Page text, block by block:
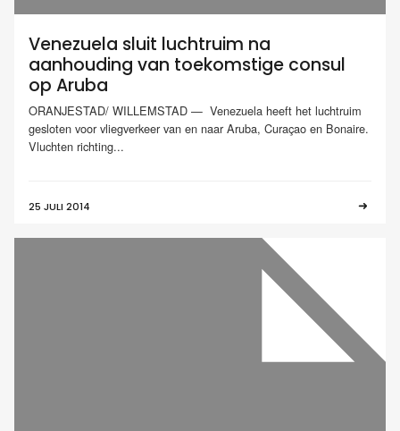
Venezuela sluit luchtruim na
aanhouding van toekomstige consul
op Aruba
ORANJESTAD/ WILLEMSTAD — Venezuela heeft het luchtruim
gesloten voor vliegverkeer van en naar Aruba, Curaçao en Bonaire.
Vluchten richting...
25 JULI 2014